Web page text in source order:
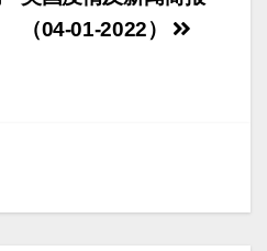
（04-01-2022）